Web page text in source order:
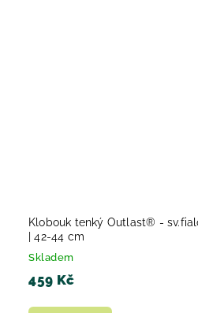
Klobouk tenký Outlast® -
| 42-44 cm
Skladem
459 Kč